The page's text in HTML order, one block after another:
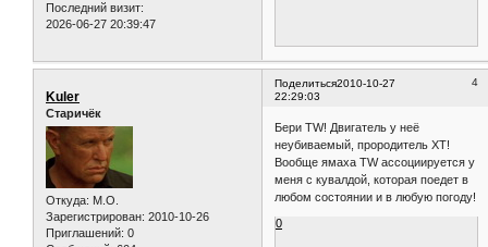
Последний визит:
2026-06-27 20:39:47
Поделиться 4
2010-10-27
22:29:03
Kuler
Старичёк
Откуда: M.O.
Зарегистрирован: 2010-10-26
Приглашений: 0
Бери TW! Двигатель у неё
неубиваемый, прородитель XT!
Вообще ямаха TW ассоциируется у
меня с кувалдой, которая поедет в
любом состоянии и в любую погоду!
0